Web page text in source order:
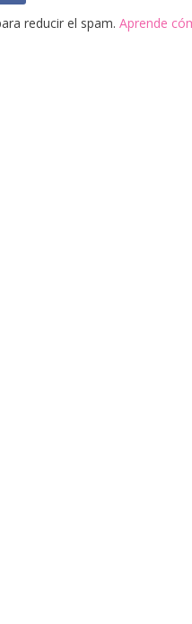
reducir el spam. Aprende